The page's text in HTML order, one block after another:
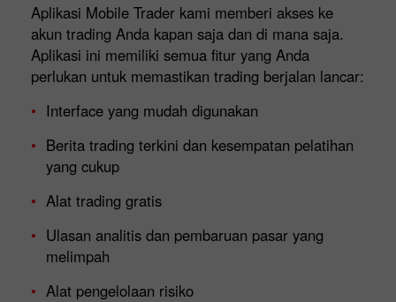
Aplikasi Mobile Trader kami memberi akses ke
akun trading Anda kapan saja dan di mana saja.
Aplikasi ini memiliki semua fitur yang Anda
perlukan untuk memastikan trading berjalan lancar:
Interface yang mudah digunakan
Berita trading terkini dan kesempatan pelatihan
yang cukup
Alat trading gratis
Ulasan analitis dan pembaruan pasar yang
melimpah
Alat pengelolaan risiko